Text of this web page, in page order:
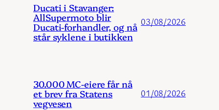
Ducati i Stavanger:
AllSupermoto blir
Ducati-forhandler, og nå
står syklene i butikken
03/08/2026
30.000 MC-eiere får nå
et brev fra Statens
vegvesen
01/08/2026